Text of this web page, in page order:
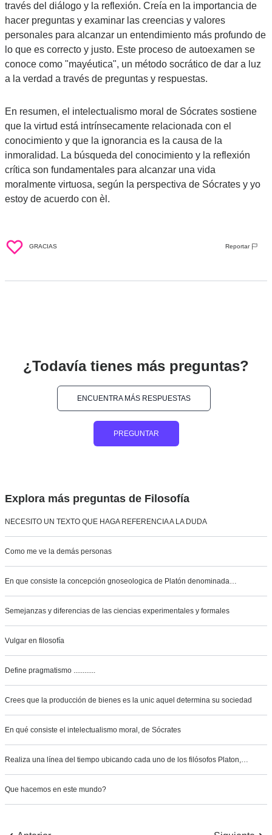
través del diálogo y la reflexión. Creía en la importancia de
hacer preguntas y examinar las creencias y valores
personales para alcanzar un entendimiento más profundo de
lo que es correcto y justo. Este proceso de autoexamen se
conoce como "mayéutica", un método socrático de dar a luz
a la verdad a través de preguntas y respuestas.
En resumen, el intelectualismo moral de Sócrates sostiene
que la virtud está intrínsecamente relacionada con el
conocimiento y que la ignorancia es la causa de la
inmoralidad. La búsqueda del conocimiento y la reflexión
crítica son fundamentales para alcanzar una vida
moralmente virtuosa, según la perspectiva de Sócrates y yo
estoy de acuerdo con èl.
GRACIAS Reportar
¿Todavía tienes más preguntas?
ENCUENTRA MÁS RESPUESTAS
PREGUNTAR
Explora más preguntas de Filosofía
NECESITO UN TEXTO QUE HAGA REFERENCIA A LA DUDA
Como me ve la demás personas
En que consiste la concepción gnoseologica de Platón denominada…
Semejanzas y diferencias de las ciencias experimentales y formales
Vulgar en filosofía
Define pragmatismo ............
Crees que la producción de bienes es la unic aquel determina su sociedad
En qué consiste el intelectualismo moral, de Sócrates
Realiza una línea del tiempo ubicando cada uno de los filósofos Platon,…
Que hacemos en este mundo?